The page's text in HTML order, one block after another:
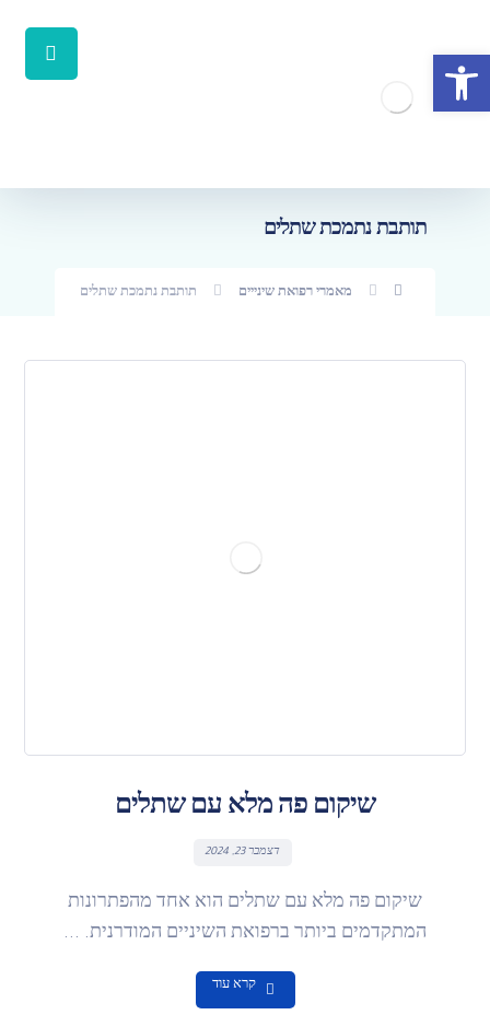
פתח סרגל נגישות
תותבת נתמכת שתלים
מאמרי רפואת שינייים תותבת נתמכת שתלים
שיקום פה מלא עם שתלים
דצמבר 23, 2024
שיקום פה מלא עם שתלים הוא אחד מהפתרונות
המתקדמים ביותר ברפואת השיניים המודרנית. ...
קרא עוד